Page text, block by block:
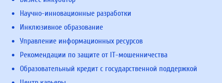
Научно-инновационные разработки
Инклюзивное образование
Управление информационных ресурсов
Рекомендации по защите от IT-мошенничества
Образовательный кредит с государственной поддержкой